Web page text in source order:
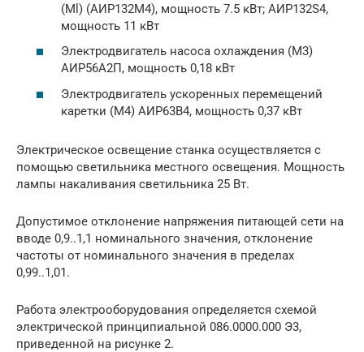
(Ml) (АИР132М4), мощность 7.5 кВт; AИP132S4,
мощность 11 кВт
Электродвигатель насоса охлаждения (М3)
АИР56А2П, мощность 0,18 кВт
Электродвигатель ускоренных перемещений
каретки (М4) АИР63В4, мощность 0,37 кВт
Электрическое освещение станка осуществляется с
помощью светильника местного освещения. Мощность
лампы накаливания светильника 25 Вт.
Допустимое отклонение напряжения питающей сети на
вводе 0,9..1,1 номинального значения, отклонение
частоты от номинального значения в пределах
0,99..1,01.
Работа электрооборудования определяется схемой
электрической принципиальной 086.0000.000 Э3,
приведенной на рисунке 2.